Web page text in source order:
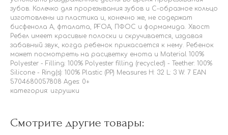
зубов. Колечко для прорезывания зубов и С-образное кольцо
изготовлены из пластика и, конечно же, не содержат
бисфенола А, фталата, PFOA, ПФОС и формамида. Хвост
Ребел имеет красивые полоски и скручивается, издавая
забавный звук, когда ребенок прикасается к нему. Ребенок
может посмотреть на расцветку енота и Material 100%
Polyester - Filling: 100% Polyester filling (recycled) - Teether: 100%
Silicone - Ring(s): 100% Plastic (PP) Measures H: 32 L: 3 W: 7 EAN
5704680057808 Ages: 0+
категория: игрушки
Смотрите другие товары: